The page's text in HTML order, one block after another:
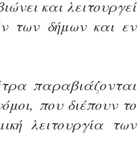
και λειτουργεί
των δήμων και εν
παραβιάζονται
που διέπουν το
λειτουργία των
Νάουσας, Γρεβενων
Θεωρητικής
με το χρονοδιάγραμμα
Τμήμα Εποπτείας
της Δ/νσης
Γενικής Γραμματείας
26-03-2026 η